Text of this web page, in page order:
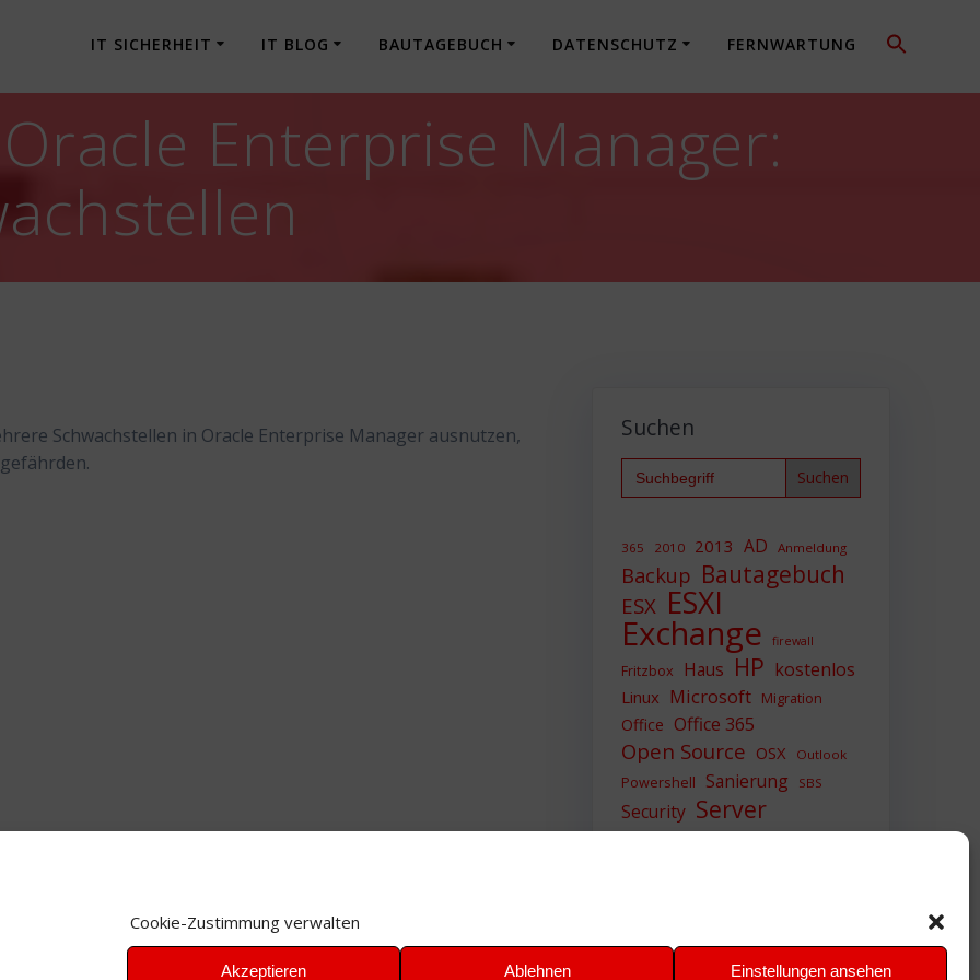
Cookie-Zustimmung verwalten
Akzeptieren Ablehnen Einstellungen ansehen
IT SICHERHEIT IT BLOG BAUTAGEBUCH DATENSCHUTZ FERNWARTUNG
Enterprise Manager:
Schwachstellen in Oracle Enterprise Manager ausnutzen,
Suchen
Search
for:
365 2010 2013 AD Anmeldung
Backup Bautagebuch
ESX ESXI
Exchange firewall
Fritzbox Haus HP kostenlos
Linux Microsoft Migration
Office Office 365
Open Source OSX Outlook
Powershell Sanierung SBS
Security Server
Sicherheit SIEM
VMWare VPN WAZUH